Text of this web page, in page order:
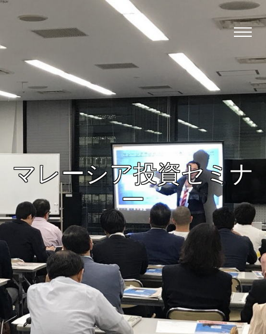
マレーシア投資セミナ
ー